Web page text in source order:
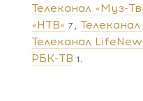
Телеканал «Муз-
«НТВ» 7
Телеканал
РБК-ТВ 1